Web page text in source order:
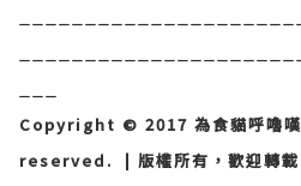
Copyright © 2017 為食貓呼嚕
reserved. | 版權所有，歡迎轉載